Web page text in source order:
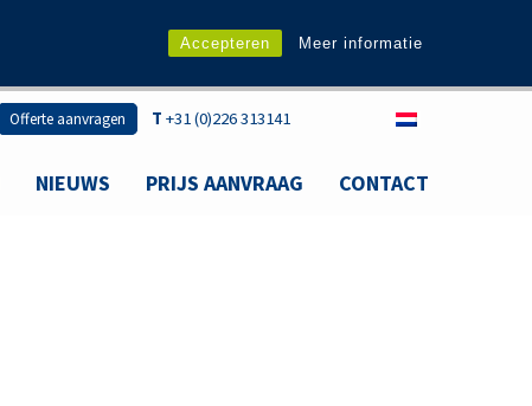
Accepteren Meer informatie
Offerte aanvragen T +31 (0)226 313141
NIEUWS PRIJS AANVRAAG CONTACT